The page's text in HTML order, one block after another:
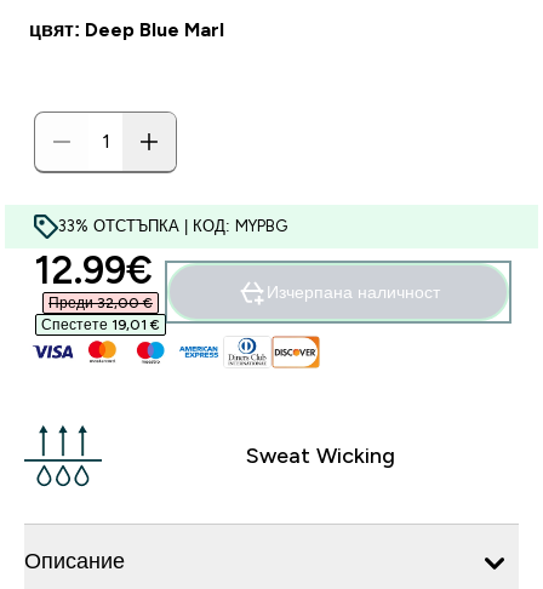
цвят: Deep Blue Marl
33% ОТСТЪПКА | КОД: MYPBG
discounted price
12.99€‎
Преди 32,00 €‎
Спестете 19,01 €‎
Изчерпана наличност
Sweat Wicking
Описание